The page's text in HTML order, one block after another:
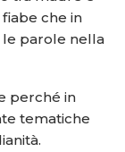
che in
parole nella
perché in
tematiche